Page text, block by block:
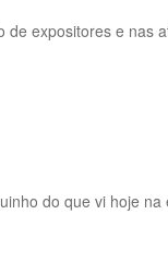
expositores e nas
do que vi hoje na